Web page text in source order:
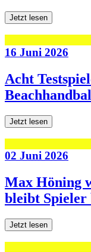
Jetzt lesen
16 Juni 2026
Acht
Jetzt lesen
02 Juni 2026
Max Höning
bleibt
Jetzt lesen